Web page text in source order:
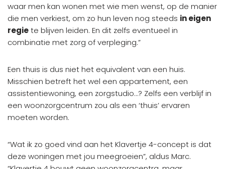
waar men kan wonen met wie men wenst, op de manier
die men verkiest, om zo hun leven nog steeds in eigen
regiete blijven leiden. En dit zelfs eventueel in
combinatie met zorg of verpleging.”
Een thuis is dus niet het equivalent van een huis.
Misschien betreft het wel een appartement, een
assistentiewoning, een zorgstudio…? Zelfs een verblijf in
een woonzorgcentrum zou als een ‘thuis’ ervaren
moeten worden.
“Wat ik zo goed vind aan het Klavertje 4-concept is dat
deze woningen met jou meegroeien”, aldus Marc.